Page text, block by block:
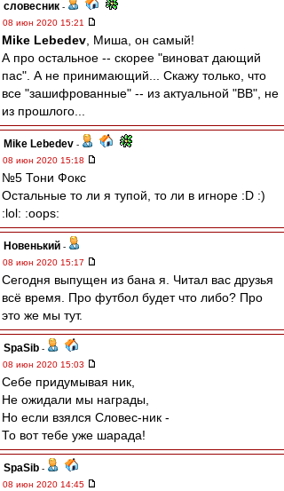
словесник -
08 июн 2020 15:21
Mike Lebedev , Миша, он самый!
А про остальное -- скорее "виноват дающий
пас". А не принимающий... Скажу только, что
все "зашифрованные" -- из актуальной "ВВ", не
из прошлого...
Mike Lebedev -
08 июн 2020 15:18
№5 Тони Фокс
Остальные то ли я тупой, то ли в игноре :D :)
:lol: :oops:
Новенький -
08 июн 2020 15:17
Сегодня выпущен из бана я. Читал вас друзья
всё время. Про футбол будет что либо? Про
это же мы тут.
SpaSib -
08 июн 2020 15:03
Себе придумывая ник,
Не ожидали мы награды,
Но если взялся Словес-ник -
То вот тебе уже шарада!
SpaSib -
08 июн 2020 14:45